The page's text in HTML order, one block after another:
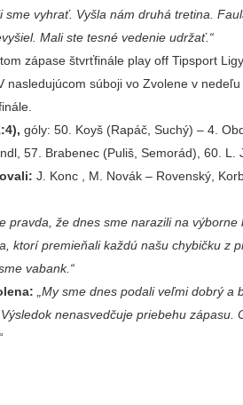
vyhrať. Vyšla nám druhá tretina.
Mali ste tesné vedenie udržať.“
zápase štvrťfinále play off Tipsport
nasledujúcom súboji vo Zvolene v
góly: 50. Koyš (Rapáč, Suchý) – 4.
57. Brabenec (Puliš, Semorád), 60. L.
J. Konc , M. Novák – Rovenský,
pravda, že dnes sme narazili na výborne
ktorí premieňali každú našu chybičku z
vabank.“
„My sme dnes podali veľmi dobrý a
nenasvedčuje priebehu zápasu.